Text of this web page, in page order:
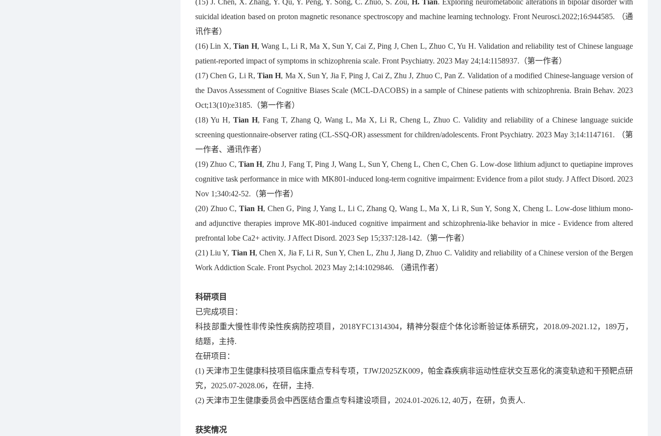
(15) J. Chen, X. Zhang, Y. Qu, Y. Peng, Y. Song, C. Zhuo, S. Zou,H. Tian. Exploring neurometabolic alterations in bipolar disorder with
suicidal ideation based on proton magnetic resonance spectroscopy and machine learning technology. Front Neurosci.2022;16:944585. （通
讯作者）
(16) Lin X,Tian H, Wang L, Li R, Ma X, Sun Y, Cai Z, Ping J, Chen L, Zhuo C, Yu H. Validation and reliability test of Chinese language
patient-reported impact of symptoms in schizophrenia scale. Front Psychiatry. 2023 May 24;14:1158937.（第一作者）
(17) Chen G, Li R,Tian H, Ma X, Sun Y, Jia F, Ping J, Cai Z, Zhu J, Zhuo C, Pan Z. Validation of a modified Chinese-language version of
the Davos Assessment of Cognitive Biases Scale (MCL-DACOBS) in a sample of Chinese patients with schizophrenia. Brain Behav. 2023
Oct;13(10):e3185.（第一作者）
(18) Yu H, Tian H, Fang T, Zhang Q, Wang L, Ma X, Li R, Cheng L, Zhuo C. Validity and reliability of a Chinese language suicide
screening questionnaire-observer rating (CL-SSQ-OR) assessment for children/adolescents. Front Psychiatry. 2023 May 3;14:1147161. （第
一作者、通讯作者）
(19) Zhuo C,Tian H, Zhu J, Fang T, Ping J, Wang L, Sun Y, Cheng L, Chen C, Chen G. Low-dose lithium adjunct to quetiapine improves
cognitive task performance in mice with MK801-induced long-term cognitive impairment: Evidence from a pilot study. J Affect Disord. 2023
Nov 1;340:42-52.（第一作者）
(20) Zhuo C,Tian H, Chen G, Ping J, Yang L, Li C, Zhang Q, Wang L, Ma X, Li R, Sun Y, Song X, Cheng L. Low-dose lithium mono-
and adjunctive therapies improve MK-801-induced cognitive impairment and schizophrenia-like behavior in mice - Evidence from altered
prefrontal lobe Ca2+ activity. J Affect Disord. 2023 Sep 15;337:128-142.（第一作者）
(21) Liu Y, Tian H, Chen X, Jia F, Li R, Sun Y, Chen L, Zhu J, Jiang D, Zhuo C. Validity and reliability of a Chinese version of the Bergen
Work Addiction Scale. Front Psychol. 2023 May 2;14:1029846. （通讯作者）
科研项目
已完成项目：
科技部重大慢性非传染性疾病防控项目，2018YFC1314304，精神分裂症个体化诊断验证体系研究，2018.09-2021.12，189万，
结题，主持.
在研项目：
(1) 天津市卫生健康科技项目临床重点专科专项，TJWJ2025ZK009，帕金森疾病非运动性症状交互恶化的演变轨迹和干预靶点研
究，2025.07-2028.06，在研，主持.
(2) 天津市卫生健康委员会中西医结合重点专科建设项目，2024.01-2026.12, 40万，在研，负责人.
获奖情况